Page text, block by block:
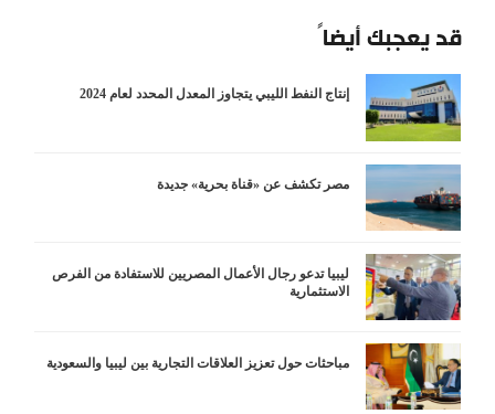
قد يعجبك أيضاً
إنتاج النفط الليبي يتجاوز المعدل المحدد لعام 2024
مصر تكشف عن «قناة بحرية» جديدة
ليبيا تدعو رجال الأعمال المصريين للاستفادة من الفرص
الاستثمارية
مباحثات حول تعزيز العلاقات التجارية بين ليبيا والسعودية